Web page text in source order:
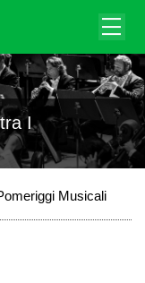
I
Musicali